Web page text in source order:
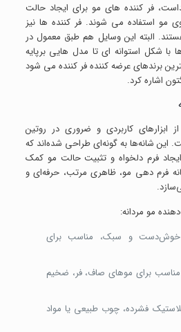
فر کننده های مو برای ایجاد حالت
استفاده می شوند. فر کننده ها نیز
البته این وسایل هم طبق معمول در
شکل استوانه ای تا مدل هایی برپایه
برندهای عرضه کننده فر کننده می شود
اشاره کرد.
ابزارهای کاربردی و ضروری در روتین
این شانه‌ها به گونه‌ای طراحی شده‌اند که
فرم دلخواه و تثبیت حالت مو کمک
فرم دهی مو، ظاهری مرتب، حرفه‌ای و
مو مردانه:
خوش‌دست و سبک، مناسب برای
مناسب برای موهای صاف، فر، ضخیم
فشرده، چوب طبیعی یا مواد